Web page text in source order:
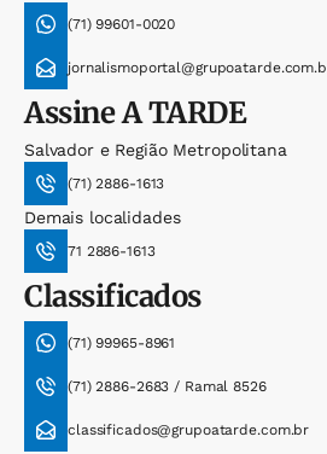
(71) 99601-0020
AssineA TARDE
Salvador e Região Metropolitana
(71) 2886-1613
Demais localidades
71 2886-1613
Classificados
(71) 99965-8961
(71) 2886-2683 / Ramal 8526
classificados@grupoatarde.com.br